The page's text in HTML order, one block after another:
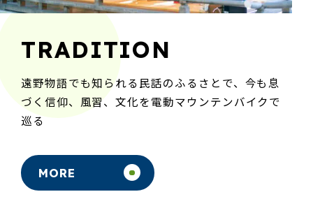
TRADITION
遠野物語でも知られる民話のふるさとで、今も息
づく信仰、風習、文化を電動マウンテンバイクで
巡る
MORE